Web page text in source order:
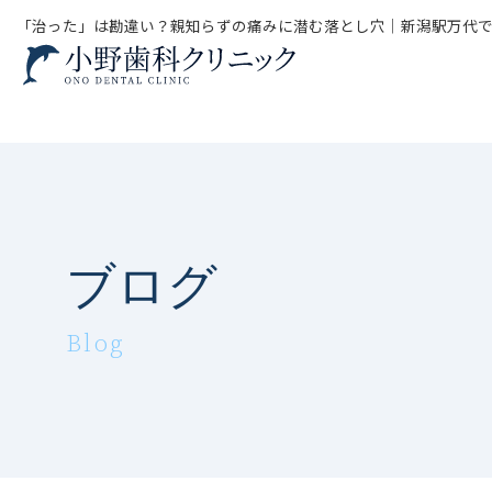
「治った」は勘違い？親知らずの痛みに潜む落とし穴│新潟駅万
ブログ
Blog